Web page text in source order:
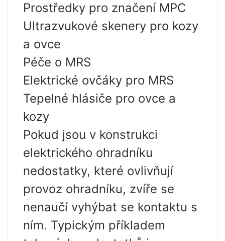
Prostředky pro značení MPC
Ultrazvukové skenery pro kozy
a ovce
Péče o MRS
Elektrické ovčáky pro MRS
Tepelné hlásiče pro ovce a
kozy
Pokud jsou v konstrukci
elektrického ohradníku
nedostatky, které ovlivňují
provoz ohradníku, zvíře se
nenaučí vyhýbat se kontaktu s
ním. Typickým příkladem